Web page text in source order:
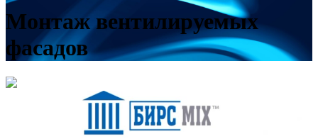
Монтаж вентилируемых
фасадов